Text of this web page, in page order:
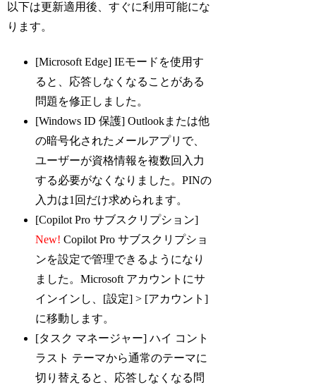
以下は更新適用後、すぐに利用可能にな
ります。
[Microsoft Edge] IEモードを使用す
ると、応答しなくなることがある
問題を修正しました。
[Windows ID 保護] Outlookまたは他
の暗号化されたメールアプリで、
ユーザーが資格情報を複数回入力
する必要がなくなりました。PINの
入力は1回だけ求められます。
[Copilot Pro サブスクリプション]
New!Copilot Pro サブスクリプショ
ンを設定で管理できるようになり
ました。Microsoft アカウントにサ
インインし、[設定] > [アカウント]
に移動します。
[タスク マネージャー] ハイ コント
ラスト テーマから通常のテーマに
切り替えると、応答しなくなる問